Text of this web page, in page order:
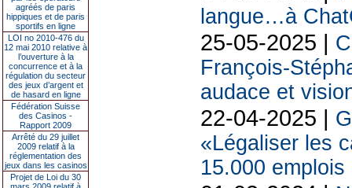
agréés de paris
hippiques et de paris
sportifs en ligne
LOI no 2010-476 du
12 mai 2010 relative à
l’ouverture à la
concurrence et à la
régulation du secteur
des jeux d’argent et
de hasard en ligne
Fédération Suisse
des Casinos -
Rapport 2009
Arrêté du 29 juillet
2009 relatif à la
réglementation des
jeux dans les casinos
Projet de Loi du 30
langue…à
25-05-2025 |
François-
audace et
22-04-2025 |
«Légaliser les
15.000